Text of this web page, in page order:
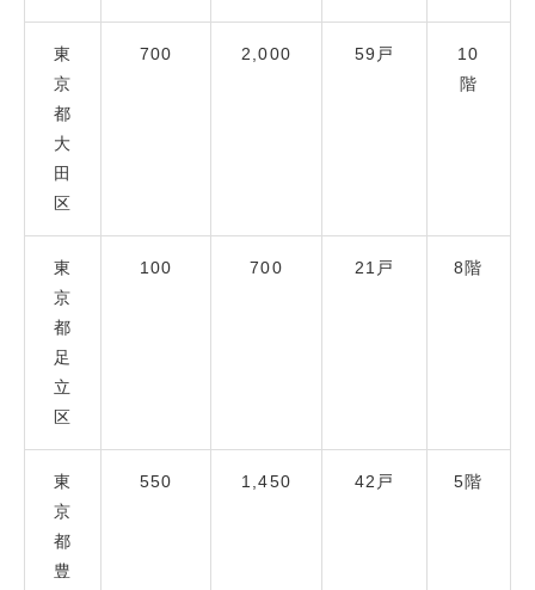
東
京
都
大
田
区
700 2,000 59戸
10
階
東
京
都
足
立
区
100 700 21戸 8階
東
京
都
豊
550 1,450 42戸 5階